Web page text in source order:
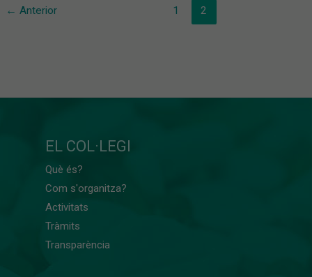
← Anterior 1 2
EL COL·LEGI
Què és?
Com s'organitza?
Activitats
Tràmits
Transparència